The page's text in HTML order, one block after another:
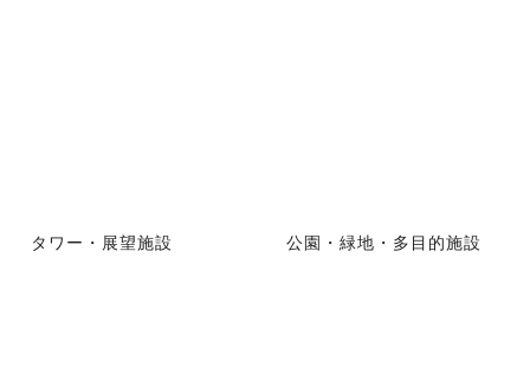
タワー・展望施設 公園・緑地・多目的施設